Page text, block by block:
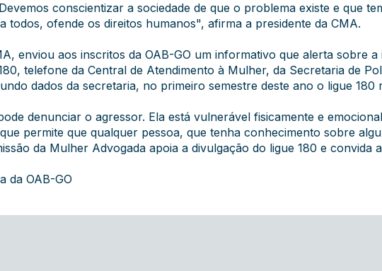
conscientizar a sociedade de que o problema existe e que
todos, ofende os direitos humanos", afirma a presidente da CMA.
enviou aos inscritos da OAB-GO um informativo que alerta sobre
telefone da Central de Atendimento à Mulher, da Secretaria de
dados da secretaria, no primeiro semestre deste ano o ligue 180
denunciar o agressor. Ela está vulnerável fisicamente e
permite que qualquer pessoa, que tenha conhecimento sobre
da Mulher Advogada apoia a divulgação do ligue 180 e convida
da OAB-GO